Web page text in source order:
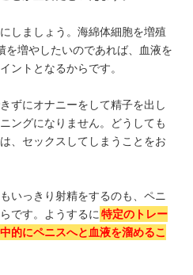
しましょう。海綿体細胞を増殖
を増やしたいのであれば、血液を
ントとなるからです。
ずにオナニーをして精子を出し
ングになりません。どうしても
、セックスしてしまうことをお
いっきり射精をするのも、ペニ
です。ようするに 特定のトレー
的にペニスへと血液を溜めるこ